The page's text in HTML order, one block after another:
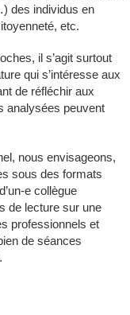
des individus en
etc.
il s’agit surtout
qui s’intéresse aux
de réfléchir aux
analysées peuvent
nous envisageons,
sous des formats
e collègue
de lecture sur une
professionnels et
de séances